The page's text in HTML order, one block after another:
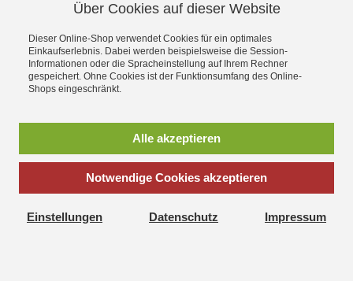
Irrtümer & kleine Produktabweichungen vorbehalten!
Gültig solange Verfügbar. Die Abbildungen enthalten teilweise
Dekoration bzw. Zusatzausstattung. Preise gelten ohne diese.
Alle Rechte an Namen, Beschreibungen sowie Bildern gehören
Schorndorf,Göppingen,Heidenheim und Schwäbisch Gmünd
Sie suchen einen Seminarraum, Tagungsraum oder einen
Schulungsraum zum mieten, dann wäre unserSeminar und
Schulungs Stadlvielleicht das richtige
© 2002 - 2024 Outdoor-Zeit:Outdoor Shop für
Bergsport,
Über Cookies auf dieser Website
Dieser Online-Shop verwendet Cookies für ein optimales
Einkaufserlebnis. Dabei werden beispielsweise die Session-
Informationen oder die Spracheinstellung auf Ihrem Rechner
gespeichert. Ohne Cookies ist der Funktionsumfang des Online-
Shops eingeschränkt.
Alle akzeptieren
Notwendige Cookies akzeptieren
Einstellungen Datenschutz Impressum